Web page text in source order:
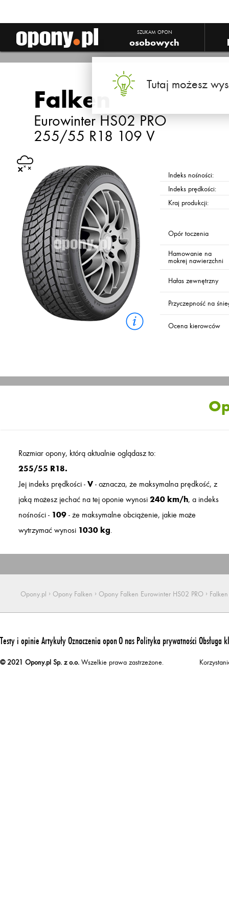
SZUKAM OPON
osobowych
Tutaj możesz
Falken
Eurowinter HS02 PRO
255/55 R18 109 V
Indeks nośności:
Indeks prędkości:
Kraj produkcji:
Opór toczenia
Hamowanie na
mokrej nawierzchni
Hałas zewnętrzny
Przyczepność na
Ocena kierowców
Rozmiar opony, którą aktualnie oglądasz to:
255/55 R18.
Jej indeks prędkości - V - oznacza, że maksymalna prędkość, z
jaką możesz jechać na tej oponie wynosi 240 km/h, a indeks
nośności - 109 - że maksymalne obciążenie, jakie może
wytrzymać wynosi 1030 kg.
Opony.pl › Opony Falken › Opony Falken Eurowinter HS02 PRO ›
Testy i opinie ArtykułyOznaczenia oponO nas Polityka prywatności Obsługa
© 2021 Opony.pl Sp. z o.o. Wszelkie prawa zastrzeżone.